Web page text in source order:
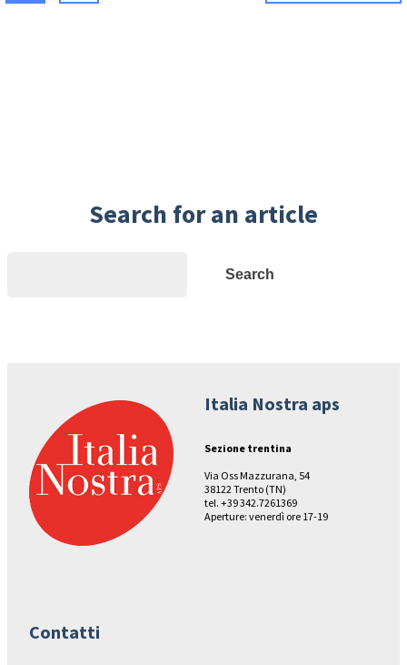
Search for an article
Search
Italia Nostra aps
Sezione trentina
Via Oss Mazzurana, 54
38122 Trento (TN)
tel. +39 342.7261369
Aperture: venerdì ore 17-19
Contatti